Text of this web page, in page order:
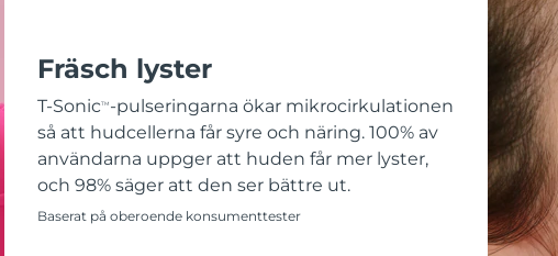
Fräsch lyster
T-SonicTM -pulseringarna ökar mikrocirkulationen
så att hudcellerna får syre och näring. 100% av
användarna uppger att huden får mer lyster,
och 98% säger att den ser bättre ut.
Baserat på oberoende konsumenttester